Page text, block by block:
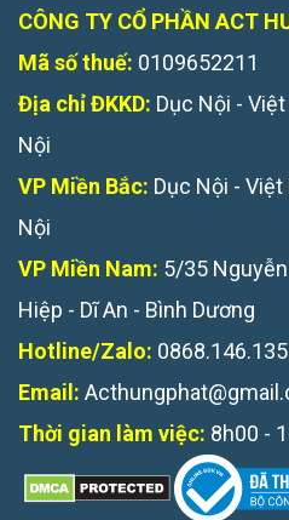
CÔNG TY CỔ PHẦN ACT
Mã số thuế: 0109652211
Địa chỉ ĐKKD: Dục Nội -
Nội
VP Miền Bắc: Dục Nội -
Nội
VP Miền Nam: 5/35
Hiệp - Dĩ An - Bình Dương
Hotline/Zalo: 0868.146.135
Email:
Thời gian làm việc: 8h00 -